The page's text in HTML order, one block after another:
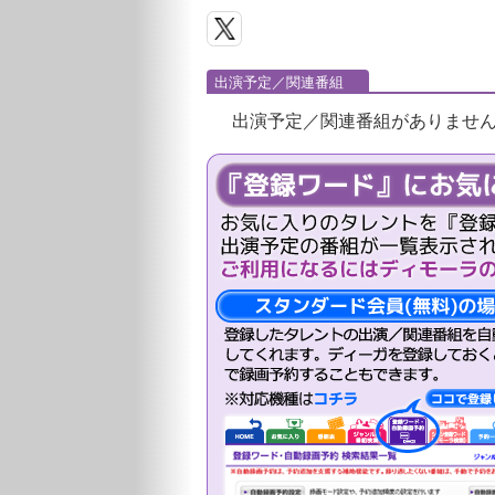
出演予定／関連番組
出演予定／関連番組がありませ